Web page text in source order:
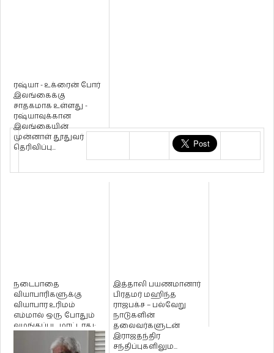
ரஷ்யா - உக்ரைன் போர்
இலங்கைக்கு
சாதகமாக உள்ளது -
ரஷ்யாவுக்கான
இலங்கையின்
முன்னாள் தூதுவர்
தெரிவிப்பு...
நடைபாதை
வியாபாரிகளுக்கு
வியாபார உரிமம்
எம்மால் ஒரு போதும்
வழங்கப்பட மாட்டாது:
வலி. தெற்குப் பிரதேச ச...
இத்தாலி பயணமானார்
பிரதமர் மஹிந்த
ராஜபக்ச – பல்வேறு
நாடுகளின்
தலைவர்களுடன்
இராஜதந்திர
சந்திப்புகளிலும...